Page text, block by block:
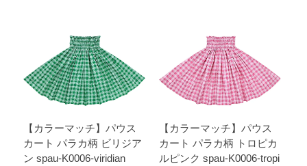
【カラーマッチ】パウス
カート パラカ柄 ビリジア
ン spau-K0006-viridian
【カラーマッチ】パウス
カート パラカ柄 トロピカ
ルピンク spau-K0006-tropi